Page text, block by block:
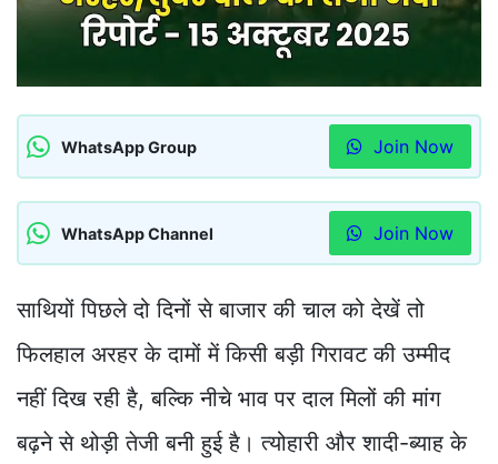
WhatsApp Group Join Now
WhatsApp Channel Join Now
साथियों पिछले दो दिनों से बाजार की चाल को देखें तो
फिलहाल अरहर के दामों में किसी बड़ी गिरावट की उम्मीद
नहीं दिख रही है, बल्कि नीचे भाव पर दाल मिलों की मांग
बढ़ने से थोड़ी तेजी बनी हुई है। त्योहारी और शादी-ब्याह के